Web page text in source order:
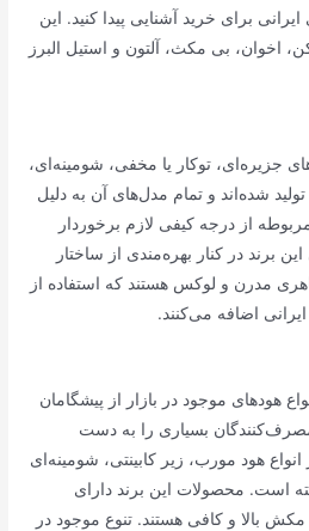
ایرانی برای خرید آشنایی پیدا کنید. این
اخوان، بی مکث، آلتون و استیل البرز
جزیره‌ای، توکار یا مخفی، شومینه‌ای،
شده‌اند و تمام مدل‌های آن به دلیل
از درجه کیفی لازم برخوردار
برند در کنار بهره‌مندی از ساختار
مدرن و لوکس هستند که استفاده از
اضافه می‌کنند.
هودهای موجود در بازار از پیشگامان
بسیاری را به دست
انواع هود مورب، زیر کابینتی، شومینه‌ای
است. محصولات این برند دارای
بالا و کافی هستند. تنوع موجود در